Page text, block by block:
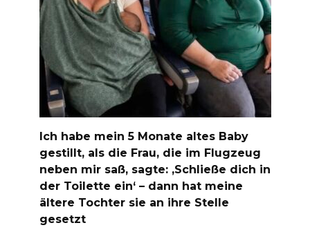
Ich habe mein 5 Monate altes Baby
gestillt, als die Frau, die im Flugzeug
neben mir saß, sagte: ‚Schließe dich in
der Toilette ein‘ – dann hat meine
ältere Tochter sie an ihre Stelle
gesetzt